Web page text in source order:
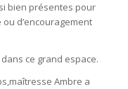
bien présentes pour
d’encouragement
ce grand espace.
Ambre a